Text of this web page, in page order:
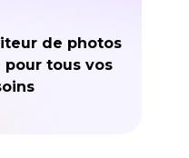
de photos
tous vos